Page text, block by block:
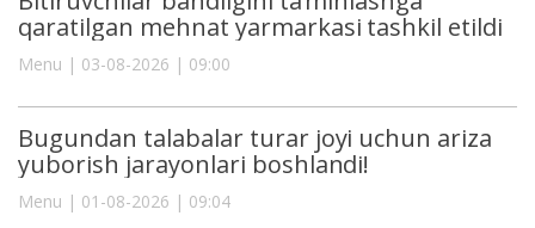
qaratilgan mehnat yarmarkasi tashkil etildi
Menu | 03-08-2026 | 09:00
Bugundan talabalar turar joyi uchun ariza
yuborish jarayonlari boshlandi!
Menu | 01-08-2026 | 09:04